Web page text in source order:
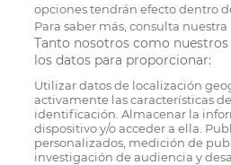
opciones tendrán efecto dentro
Para saber más, consulta
Tanto nosotros como
los datos para proporcionar:
Utilizar datos de localización
activamente las características
identificación. Almacenar la
dispositivo y/o acceder a ella.
personalizados, medición de
investigación de audiencia y